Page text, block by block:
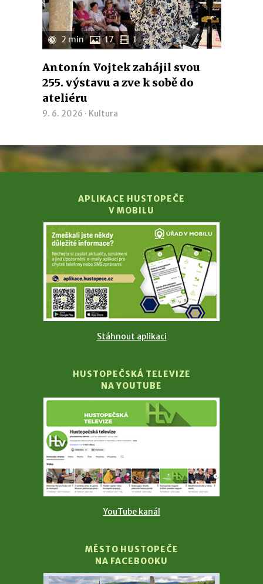
2 min 17 1
Antonín Vojtek zahájil svou
255. výstavu a zve k sobě do
ateliéru
9. 6. 2026 · Kultura
APLIKACE HUSTOPEČE
V MOBILU
Stáhnout aplikaci
HUSTOPEČSKÁ TELEVIZE
NA YOUTUBE
YouTube kanál
MĚSTO HUSTOPEČE
NA FACEBOOKU